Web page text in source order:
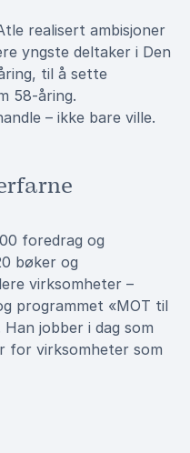
realisert ambisjoner
yngste deltaker i Den
til å sette
58-åring.
– ikke bare ville.
foredrag og
bøker og
virksomheter –
programmet «MOT til
jobber i dag som
for virksomheter som